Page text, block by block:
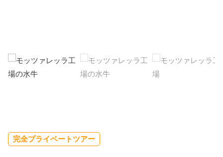
完全プライベートツアー